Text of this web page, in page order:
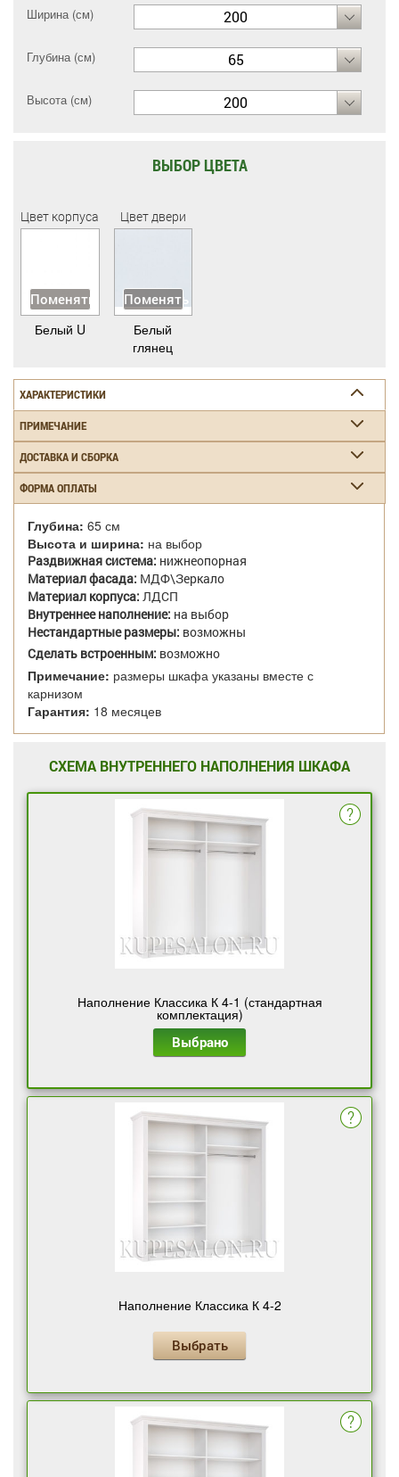
Ширина (см) 200
Глубина (см) 65
Высота (см) 200
ВЫБОР ЦВЕТА
Цвет корпуса
Поменять
Белый U
Цвет двери
Поменять
Белый
глянец
ХАРАКТЕРИСТИКИ
ПРИМЕЧАНИЕ
ДОСТАВКА И СБОРКА
ФОРМА ОПЛАТЫ
Глубина: 65 см
Высота и ширина: на выбор
Раздвижная система: нижнеопорная
Материал фасада: МДФ\Зеркало
Материал корпуса: ЛДСП
Внутреннее наполнение: на выбор
Нестандартные размеры: возможны
Сделать встроенным: возможно
Примечание: размеры шкафа указаны вместе с
карнизом
Гарантия: 18 месяцев
СХЕМА ВНУТРЕННЕГО НАПОЛНЕНИЯ ШКАФА
Наполнение Классика К 4-1 (стандартная
комплектация)
Выбрано
Наполнение Классика К 4-2
Выбрать